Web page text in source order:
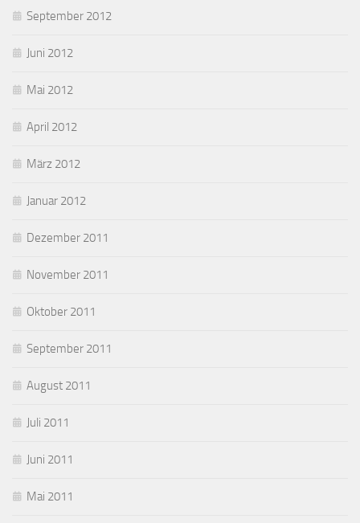
September 2012
Juni 2012
Mai 2012
April 2012
März 2012
Januar 2012
Dezember 2011
November 2011
Oktober 2011
September 2011
August 2011
Juli 2011
Juni 2011
Mai 2011